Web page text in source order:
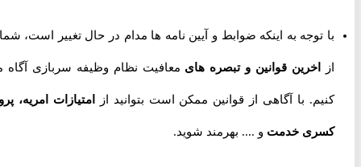
با توجه به اینکه ضوابط و آیین نامه ها مدام در حال تغییر است، شما را
اخرین قوانین و تبصره هایمعافیت نظام وظیفه سربازی آگاه می
کنیم. با آگاهی از قوانین ممکن است بتوانید ازامتیازات امریه، پروژه
کسری خدمتو .... بهرمند شوید.